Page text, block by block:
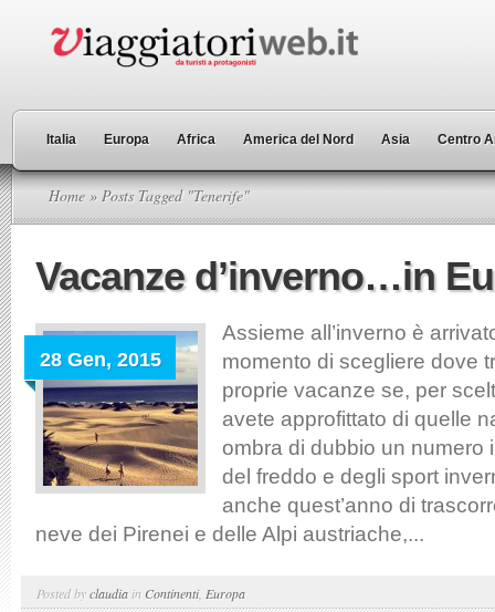
Italia Europa Africa America del Nord Asia Centro
Home » Posts Tagged "Tenerife"
Vacanze d’inverno…in
28 Gen, 2015
Assieme all’inverno è
momento di scegliere dove
proprie vacanze se, per
avete approfittato di quelle
ombra di dubbio un numero
del freddo e degli sport
anche quest’anno di
neve dei Pirenei e delle Alpi austriache,...
Posted byclaudia in Continenti, Europa